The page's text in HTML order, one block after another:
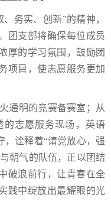
务实、创新”的精神，
团支部将确保每位成员
厚的学习氛围，鼓励团
项目，使志愿服务更加
通明的竞赛备赛室；从
的志愿服务现场，英语
，诠释着“请党放心，强
朝气的队伍，正以团结
破浪前行，让青春在全
践中绽放出最耀眼的光